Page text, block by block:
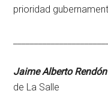
prioridad
Jaime Alberto
de La Salle